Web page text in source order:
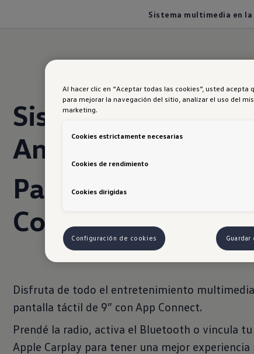
Sistema multimedia en la
Sistema
Amarok
Pantalla Touch de
Connect
Disfruta de todo el entretenimiento
pantalla táctil de 9” con App Connect.
Prendé la radio, activa el Bluetooth o vincula
Apple Carplay para tener una mejor
Al hacer clic en “Aceptar todas las cookies”, usted acepta
para mejorar la navegación del sitio, analizar el uso del
marketing.
Cookies estrictamente necesarias
Cookies de rendimiento
Cookies dirigidas
Configuración de cookies